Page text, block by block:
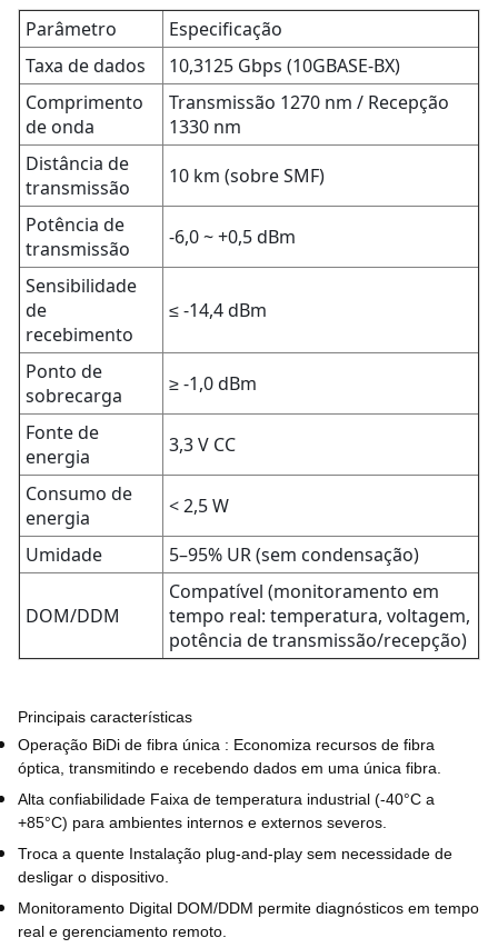
Parâmetro
Especificação
Taxa de dados
10,3125 Gbps (10GBASE-BX)
Comprimento
de onda
Transmissão 1270 nm / Recepção
1330 nm
Distância de
transmissão
10 km (sobre SMF)
Potência de
transmissão
-6,0 ~ +0,5 dBm
Sensibilidade
de
recebimento
≤ -14,4 dBm
Ponto de
sobrecarga
≥ -1,0 dBm
Fonte de
energia
3,3 V CC
Consumo de
energia
< 2,5 W
Umidade
5–95% UR (sem condensação)
DOM/DDM
Compatível (monitoramento em
tempo real: temperatura, voltagem,
potência de transmissão/recepção)
Principais características
Operação BiDi de fibra única : Economiza recursos de fibra
óptica, transmitindo e recebendo dados em uma única fibra.
Alta confiabilidade Faixa de temperatura industrial (-40°C a
+85°C) para ambientes internos e externos severos.
Troca a quente Instalação plug-and-play sem necessidade de
desligar o dispositivo.
Monitoramento Digital DOM/DDM permite diagnósticos em tempo
real e gerenciamento remoto.